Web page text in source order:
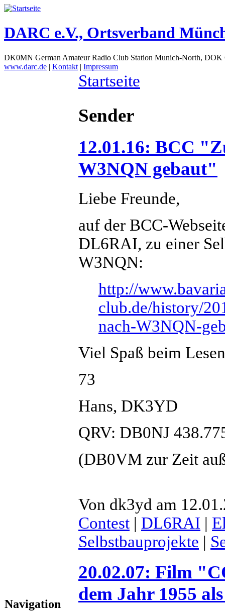
DARC e.V., Ortsverband
DK0MN German Amateur Radio Club Station Munich-North,
www.darc.de | Kontakt | Impressum
Navigation
Startseite
Sender
12.01.16: BCC
W3NQN gebaut"
Liebe Freunde,
auf der BCC-
DL6RAI, zu einer
W3NQN:
http://
club.de/history/
nach-W3NQN-
Viel Spaß beim
73
Hans, DK3YD
QRV: DB0NJ
(DB0VM zur Zeit
Von dk3yd am
Contest | DL6RAI |
Selbstbauprojekte |
20.02.07: Film
dem Jahr 1955